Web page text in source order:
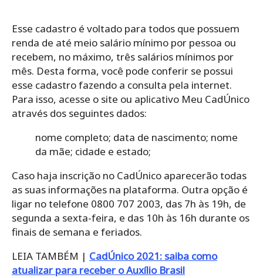
Esse cadastro é voltado para todos que possuem
renda de até meio salário mínimo por pessoa ou
recebem, no máximo, três salários mínimos por
mês. Desta forma, você pode conferir se possui
esse cadastro fazendo a consulta pela internet.
Para isso, acesse o site ou aplicativo Meu CadÚnico
através dos seguintes dados:
nome completo; data de nascimento; nome
da mãe; cidade e estado;
Caso haja inscrição no CadÚnico aparecerão todas
as suas informações na plataforma. Outra opção é
ligar no telefone 0800 707 2003, das 7h às 19h, de
segunda a sexta-feira, e das 10h às 16h durante os
finais de semana e feriados.
LEIA TAMBÉM | CadÚnico 2021: saiba como
atualizar para receber o Auxílio Brasil